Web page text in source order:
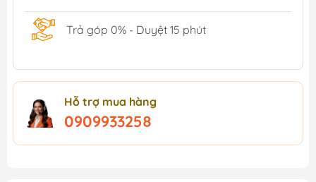
Trả góp 0% - Duyệt 15 phút
Hỗ trợ mua hàng
0909933258